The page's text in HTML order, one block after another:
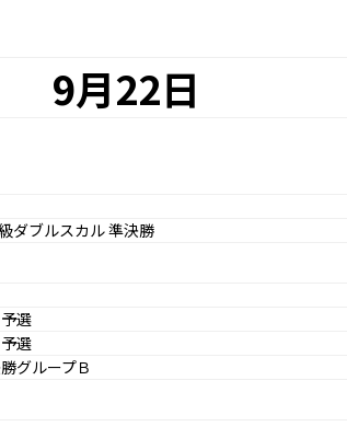
9月22日
ダブルスカル 準決勝
選
選
グループＢ